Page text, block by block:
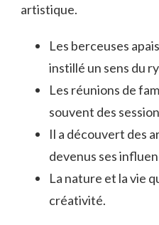
artistique.
Les berceuses
instillé un sens du
Les réunions de
souvent des
Il a découvert des
devenus ses
La nature et la vie
créativité.